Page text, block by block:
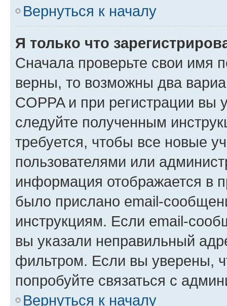
Вернуться к началу
Я только что
Сначала проверьте свои имя
верны, то возможны два
COPPA и при регистрации вы
следуйте полученным
требуется, чтобы все новые
пользователями или
информация отображается в
было прислано email-
инструкциям. Если email-
вы указали неправильный
фильтром. Если вы уверены,
попробуйте связаться с
Вернуться к началу